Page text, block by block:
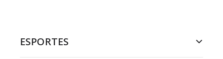
ESPORTES